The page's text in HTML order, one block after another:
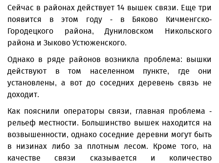
Сейчас в районах действует 14 вышек связи. Еще три
появится в этом году - в Бяково Кичменгско-
Городецкого района, Дуниловском Никольского
района и Зыково Устюженского.
Однако в ряде районов возникла проблема: вышки
действуют в том населенном пункте, где они
установлены, а вот до соседних деревень связь не
доходит.
Как пояснили операторы связи, главная проблема -
рельеф местности. Большинство вышек находится на
возвышенности, однако соседние деревни могут быть
в низинах либо за плотным лесом. Кроме того, на
качестве связи сказывается и количество